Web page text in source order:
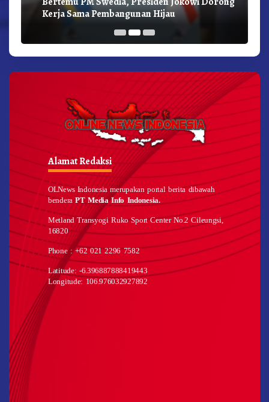
Kerja Sama Pembangunan Hijau
Alamat Redaksi
OLNews Indonesia merupakan portal berita dibawah
benderaPT Media Info Indonesia.
Metland Transyogi Ruko Sport Center No.2 Cileungsi,
16820
Phone : +62 021 2296 7582
Latitude: -6.396887888419443
Longitude: 106.976032927892